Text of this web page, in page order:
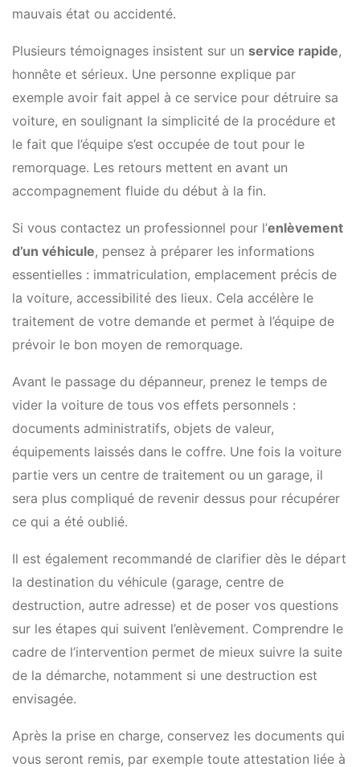
mauvais état ou accidenté.
Plusieurs témoignages insistent sur un service rapide,
honnête et sérieux. Une personne explique par
exemple avoir fait appel à ce service pour détruire sa
voiture, en soulignant la simplicité de la procédure et
le fait que l’équipe s’est occupée de tout pour le
remorquage. Les retours mettent en avant un
accompagnement fluide du début à la fin.
Si vous contactez un professionnel pour l’enlèvement
d’un véhicule, pensez à préparer les informations
essentielles : immatriculation, emplacement précis de
la voiture, accessibilité des lieux. Cela accélère le
traitement de votre demande et permet à l’équipe de
prévoir le bon moyen de remorquage.
Avant le passage du dépanneur, prenez le temps de
vider la voiture de tous vos effets personnels :
documents administratifs, objets de valeur,
équipements laissés dans le coffre. Une fois la voiture
partie vers un centre de traitement ou un garage, il
sera plus compliqué de revenir dessus pour récupérer
ce qui a été oublié.
Il est également recommandé de clarifier dès le départ
la destination du véhicule (garage, centre de
destruction, autre adresse) et de poser vos questions
sur les étapes qui suivent l’enlèvement. Comprendre le
cadre de l’intervention permet de mieux suivre la suite
de la démarche, notamment si une destruction est
envisagée.
Après la prise en charge, conservez les documents qui
vous seront remis, par exemple toute attestation liée à